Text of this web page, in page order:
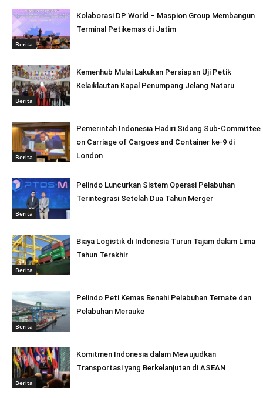
Berita
Kolaborasi DP World – Maspion Group Membangun
Terminal Petikemas di Jatim
Berita
Kemenhub Mulai Lakukan Persiapan Uji Petik
Kelaiklautan Kapal Penumpang Jelang Nataru
Berita
Pemerintah Indonesia Hadiri Sidang Sub-Committee
on Carriage of Cargoes and Container ke-9 di
London
Berita
Pelindo Luncurkan Sistem Operasi Pelabuhan
Terintegrasi Setelah Dua Tahun Merger
Berita
Biaya Logistik di Indonesia Turun Tajam dalam Lima
Tahun Terakhir
Berita
Pelindo Peti Kemas Benahi Pelabuhan Ternate dan
Pelabuhan Merauke
Berita
Komitmen Indonesia dalam Mewujudkan
Transportasi yang Berkelanjutan di ASEAN